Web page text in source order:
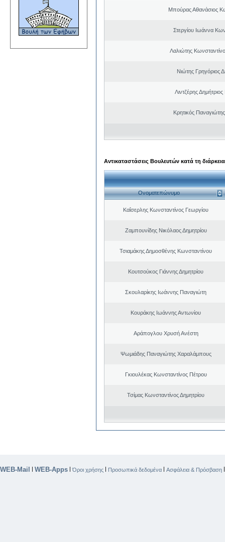
Μπούρας Αθανάσιος
Στεργίου Ιωάννα
Λαλιώτης
Νιώτης Γρηγόριος
Λιντζέρης
Κρητικός
Αντικαταστάσεις Βουλευτών κατά τη
Ονοματεπώνυμο
Καΐσερλης Κωνσταντίνος Γεωργίου
Ζαμπουνίδης Νικόλαος Δημητρίου
Τσιαμάκης Δημοσθένης Κωνσταντίνου
Κουτσούκος Γιάννης Δημητρίου
Σκουλαρίκης Ιωάννης Παναγιώτη
Κουράκης Ιωάννης Αντωνίου
Αράπογλου Χρυσή Ανέστη
Ψωμιάδης Παναγιώτης Χαραλάμπους
Γκιουλέκας Κωνσταντίνος Πέτρου
Τσίμας Κωνσταντίνος Δημητρίου
WEB-Mail | WEB-Apps |Όροι χρήσης | Προσωπικά δεδομένα | Ασφάλεια & Πρόσβαση